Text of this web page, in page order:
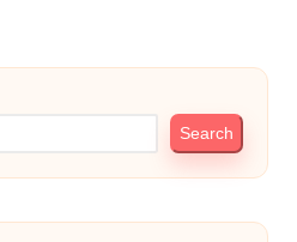
Search